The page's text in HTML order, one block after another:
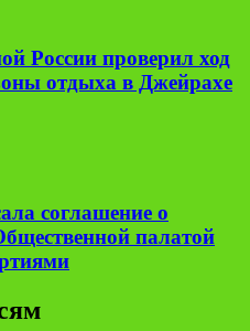
России проверил ход
отдыха в Джейрахе
соглашение о
палатой